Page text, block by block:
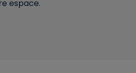
espace.